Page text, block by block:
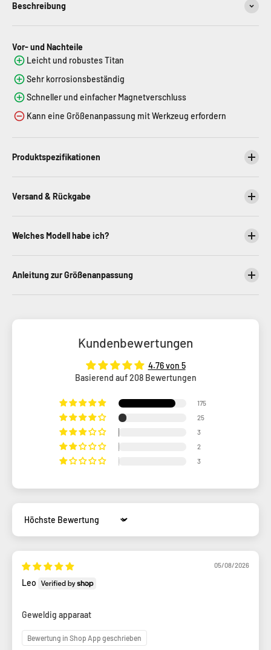
Beschreibung
Vor- und Nachteile
Leicht und robustes Titan
Sehr korrosionsbeständig
Schneller und einfacher Magnetverschluss
Kann eine Größenanpassung mit Werkzeug erfordern
Produktspezifikationen
Versand & Rückgabe
Welches Modell habe ich?
Anleitung zur Größenanpassung
Kundenbewertungen
4.76 von 5
Basierend auf 208 Bewertungen
175
25
3
2
3
Sort by
05/08/2026
Leo
Geweldig apparaat
Bewertung in Shop App geschrieben